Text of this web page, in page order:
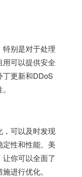
别是对于处理
用可以提供安全
丁更新和DDoS
，可以及时发现
性和性能。美
你可以全面了
进行优化。